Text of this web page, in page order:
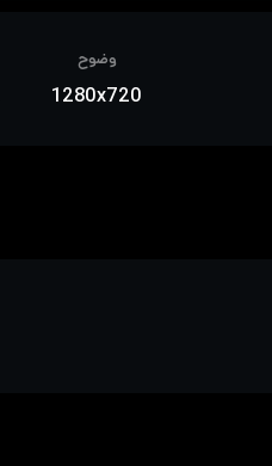
وضوح
1280x720